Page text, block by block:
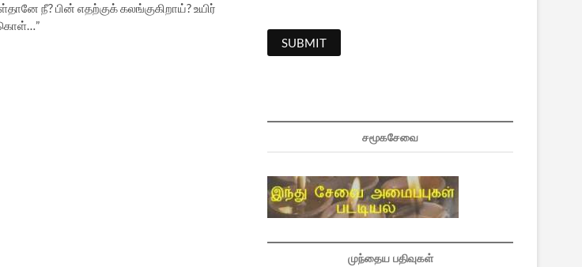
நீ? பின் எதற்குக் கலங்குகிறாய்? உயிர்
சமூகசேவை
முந்தைய பதிவுகள்